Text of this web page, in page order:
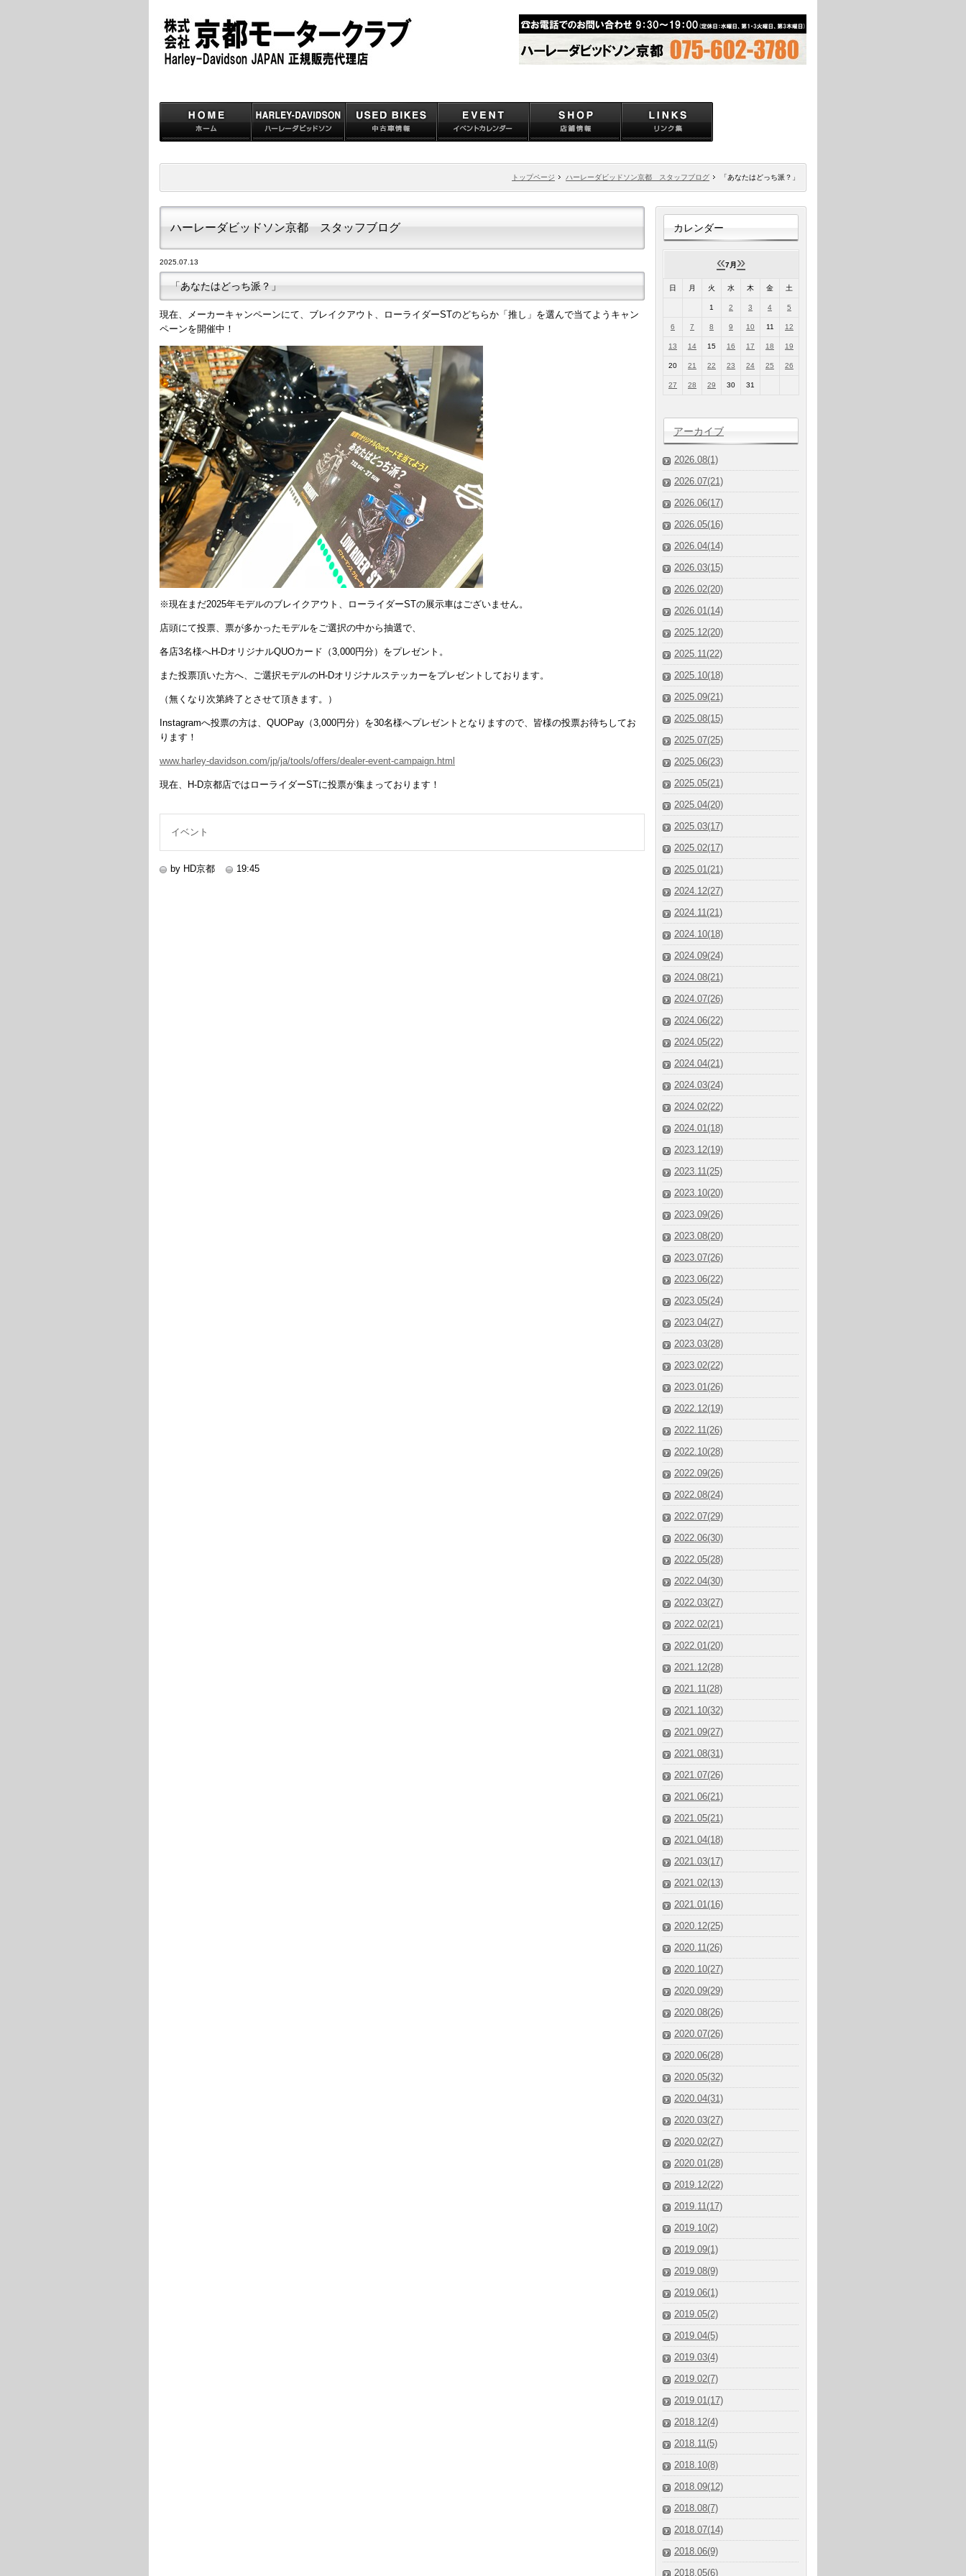
トップページ ハーレーダビッドソン京都 スタッフブログ 「あなたはどっち派？」
ハーレーダビッドソン京都 スタッフブログ
2025.07.13
「あなたはどっち派？」
現在、メーカーキャンペーンにて、ブレイクアウト、ローライダーSTのどちらか「推し」を選んで当てようキャン
ペーンを開催中！
※現在まだ2025年モデルのブレイクアウト、ローライダーSTの展示車はございません。
店頭にて投票、票が多かったモデルをご選択の中から抽選で、
各店3名様へH-DオリジナルQUOカード（3,000円分）をプレゼント。
また投票頂いた方へ、ご選択モデルのH-Dオリジナルステッカーをプレゼントしております。
（無くなり次第終了とさせて頂きます。）
Instagramへ投票の方は、QUOPay（3,000円分）を30名様へプレゼントとなりますので、皆様の投票お待ちしてお
ります！
www.harley-davidson.com/jp/ja/tools/offers/dealer-event-campaign.html
現在、H-D京都店ではローライダーSTに投票が集まっております！
イベント
by HD京都 19:45
カレンダー
«7月 »
日 月 火 水 木 金 土
1 2 3 4 5
6 7 8 9 10 11 12
13 14 15 16 17 18 19
20 21 22 23 24 25 26
27 28 29 30 31
アーカイブ
2026.08(1)
2026.07(21)
2026.06(17)
2026.05(16)
2026.04(14)
2026.03(15)
2026.02(20)
2026.01(14)
2025.12(20)
2025.11(22)
2025.10(18)
2025.09(21)
2025.08(15)
2025.07(25)
2025.06(23)
2025.05(21)
2025.04(20)
2025.03(17)
2025.02(17)
2025.01(21)
2024.12(27)
2024.11(21)
2024.10(18)
2024.09(24)
2024.08(21)
2024.07(26)
2024.06(22)
2024.05(22)
2024.04(21)
2024.03(24)
2024.02(22)
2024.01(18)
2023.12(19)
2023.11(25)
2023.10(20)
2023.09(26)
2023.08(20)
2023.07(26)
2023.06(22)
2023.05(24)
2023.04(27)
2023.03(28)
2023.02(22)
2023.01(26)
2022.12(19)
2022.11(26)
2022.10(28)
2022.09(26)
2022.08(24)
2022.07(29)
2022.06(30)
2022.05(28)
2022.04(30)
2022.03(27)
2022.02(21)
2022.01(20)
2021.12(28)
2021.11(28)
2021.10(32)
2021.09(27)
2021.08(31)
2021.07(26)
2021.06(21)
2021.05(21)
2021.04(18)
2021.03(17)
2021.02(13)
2021.01(16)
2020.12(25)
2020.11(26)
2020.10(27)
2020.09(29)
2020.08(26)
2020.07(26)
2020.06(28)
2020.05(32)
2020.04(31)
2020.03(27)
2020.02(27)
2020.01(28)
2019.12(22)
2019.11(17)
2019.10(2)
2019.09(1)
2019.08(9)
2019.06(1)
2019.05(2)
2019.04(5)
2019.03(4)
2019.02(7)
2019.01(17)
2018.12(4)
2018.11(5)
2018.10(8)
2018.09(12)
2018.08(7)
2018.07(14)
2018.06(9)
2018.05(6)